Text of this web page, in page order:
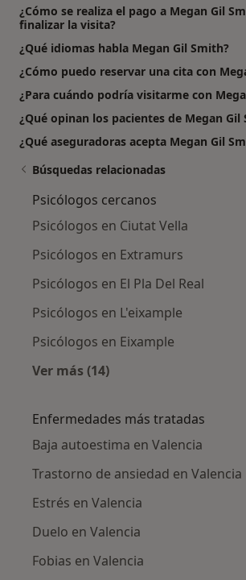
¿Cómo se realiza el pago a Megan Gil
finalizar la visita?
¿Qué idiomas habla Megan Gil Smith?
¿Cómo puedo reservar una cita con
¿Para cuándo podría visitarme con
¿Qué opinan los pacientes de Megan Gil
¿Qué aseguradoras acepta Megan Gil
Búsquedas relacionadas
Psicólogos cercanos
Psicólogos en Ciutat Vella
Psicólogos en Extramurs
Psicólogos en El Pla Del Real
Psicólogos en L'eixample
Psicólogos en Eixample
Ver más (14)
Enfermedades más tratadas
Baja autoestima en Valencia
Trastorno de ansiedad en Valencia
Estrés en Valencia
Duelo en Valencia
Fobias en Valencia